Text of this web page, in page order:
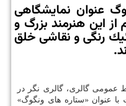
عنوان نمایشگاهی
از این هنرمند بزرگ و
رنگی و نقاشی خلق
عمومی گالری، گالری نگر در
عنوان «ستاره های ونگوگ»